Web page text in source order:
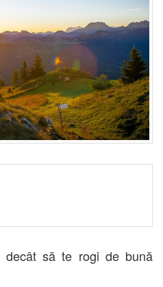
să te rogi de bună